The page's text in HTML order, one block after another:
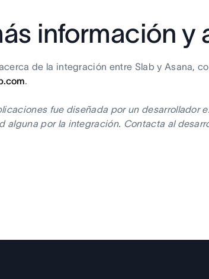
información y
de la integración entre Slab y Asana,
.
fue diseñada por un desarrollador
alguna por la integración. Contacta al